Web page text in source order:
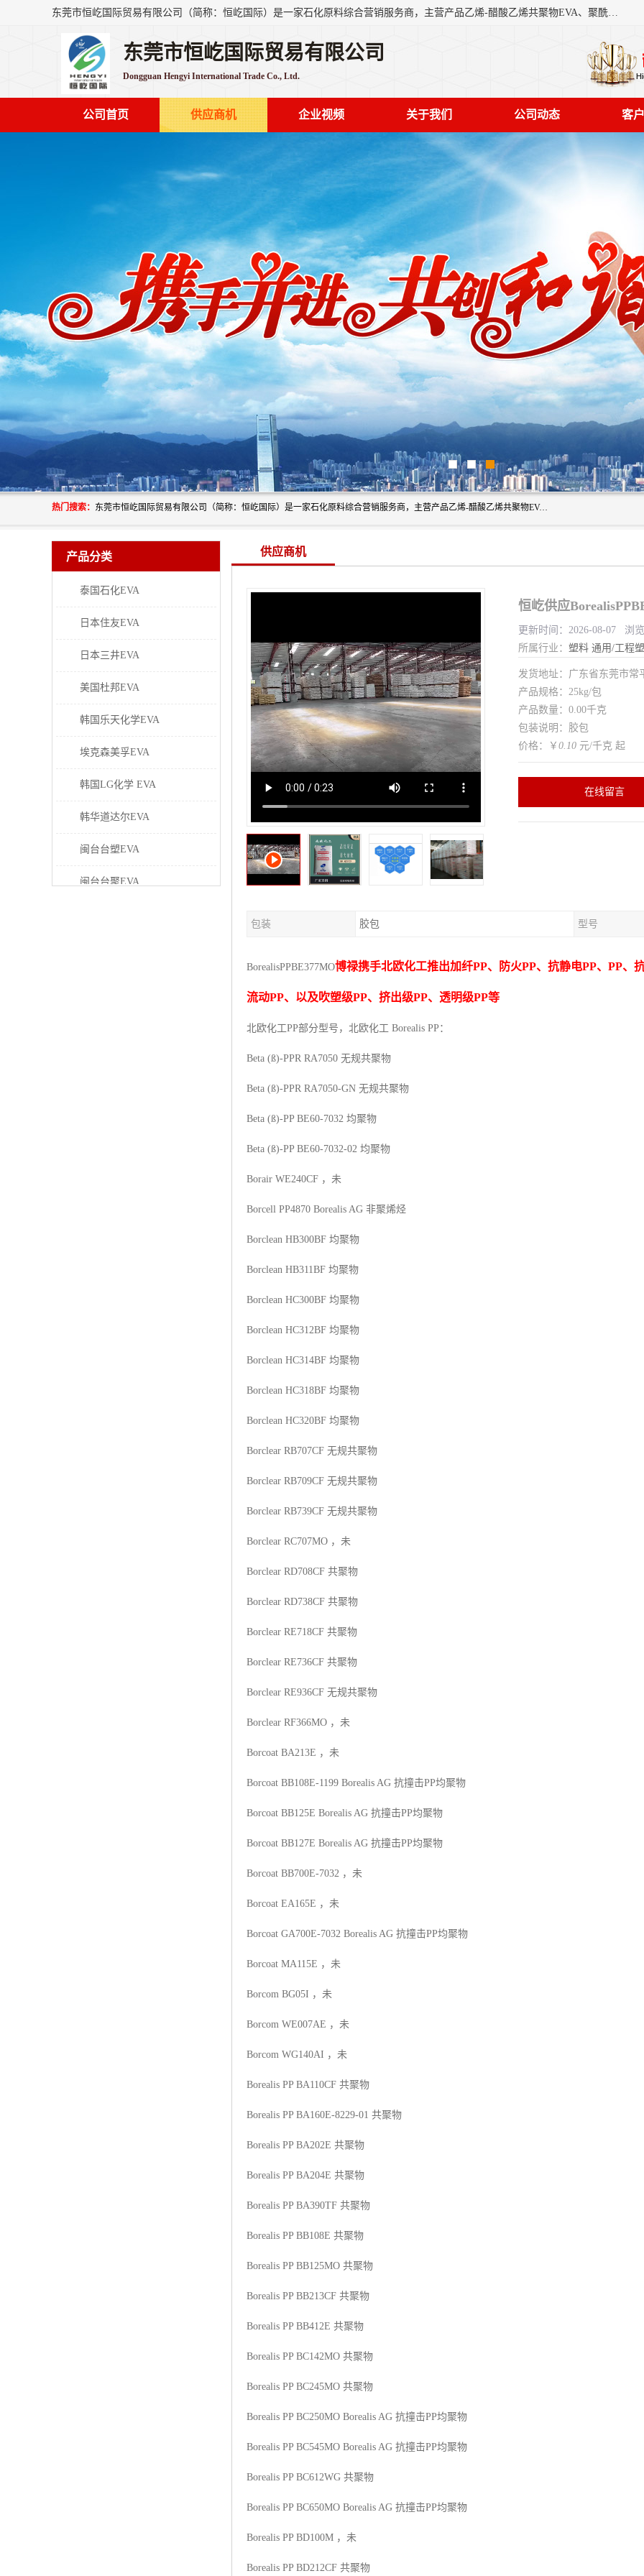
东莞市恒屹国际贸易有限公司（简称：恒屹国际）是一家石化原料综合营销服务商，主营产品乙烯-醋酸乙烯共聚物EVA、聚酰胺PA（尼龙）、醚酯型热塑弹性体TPEE等，公司秉承以市场为导向的战略思想，致力于大宗石化原料在中国市场的营销服务业务，为客户提供一站式的全面服务。
东莞市恒屹国际贸易有限公司
Dongguan Hengyi International Trade Co., Ltd.
公司首页 供应商机 企业视频 关于我们 公司动态 客
热门搜索： 东莞市恒屹国际贸易有限公司（简称：恒屹国际）是一家石化原料综合营销服务商，主营产品乙烯-醋酸乙烯共聚物EVA、聚酰胺PA（尼龙）、醚酯型热塑弹性体TPEE等，公司秉承以市场为导向的战略思想，致力于大宗石化原料在中国市场的营销服务业务，为客户提供一站式的全面服务。
产品分类
泰国石化EVA
日本住友EVA
日本三井EVA
美国杜邦EVA
韩国乐天化学EVA
埃克森美孚EVA
韩国LG化学 EVA
韩华道达尔EVA
闽台台塑EVA
闽台台聚EVA
供应商机
恒屹供应
更新时间：2026-08-07 浏
所属行业： 塑料 通用/工程
发货地址：广东省东莞市常
产品规格：25kg/包
产品数量：0.00千克
包装说明：胶包
价格：￥ 0.10 元/千克 起
在线留言
包装 胶包 型号
BorealisPPBE377MO博禄携手北欧化工推出加纤PP、防火PP、抗静电PP、 PP、
流动PP、以及吹塑级PP、挤出级PP、透明级PP等
北欧化工PP部分型号，北欧化工 Borealis PP：
Beta (ß)-PPR RA7050 无规共聚物
Beta (ß)-PPR RA7050-GN 无规共聚物
Beta (ß)-PP BE60-7032 均聚物
Beta (ß)-PP BE60-7032-02 均聚物
Borair WE240CF ，未
Borcell PP4870 Borealis AG 非聚烯烃
Borclean HB300BF 均聚物
Borclean HB311BF 均聚物
Borclean HC300BF 均聚物
Borclean HC312BF 均聚物
Borclean HC314BF 均聚物
Borclean HC318BF 均聚物
Borclean HC320BF 均聚物
Borclear RB707CF 无规共聚物
Borclear RB709CF 无规共聚物
Borclear RB739CF 无规共聚物
Borclear RC707MO ，未
Borclear RD708CF 共聚物
Borclear RD738CF 共聚物
Borclear RE718CF 共聚物
Borclear RE736CF 共聚物
Borclear RE936CF 无规共聚物
Borclear RF366MO ，未
Borcoat BA213E ，未
Borcoat BB108E-1199 Borealis AG 抗撞击PP均聚物
Borcoat BB125E Borealis AG 抗撞击PP均聚物
Borcoat BB127E Borealis AG 抗撞击PP均聚物
Borcoat BB700E-7032 ，未
Borcoat EA165E ，未
Borcoat GA700E-7032 Borealis AG 抗撞击PP均聚物
Borcoat MA115E ，未
Borcom BG05I ，未
Borcom WE007AE ，未
Borcom WG140AI ，未
Borealis PP BA110CF 共聚物
Borealis PP BA160E-8229-01 共聚物
Borealis PP BA202E 共聚物
Borealis PP BA204E 共聚物
Borealis PP BA390TF 共聚物
Borealis PP BB108E 共聚物
Borealis PP BB125MO 共聚物
Borealis PP BB213CF 共聚物
Borealis PP BB412E 共聚物
Borealis PP BC142MO 共聚物
Borealis PP BC245MO 共聚物
Borealis PP BC250MO Borealis AG 抗撞击PP均聚物
Borealis PP BC545MO Borealis AG 抗撞击PP均聚物
Borealis PP BC612WG 共聚物
Borealis PP BC650MO Borealis AG 抗撞击PP均聚物
Borealis PP BD100M ，未
Borealis PP BD212CF 共聚物